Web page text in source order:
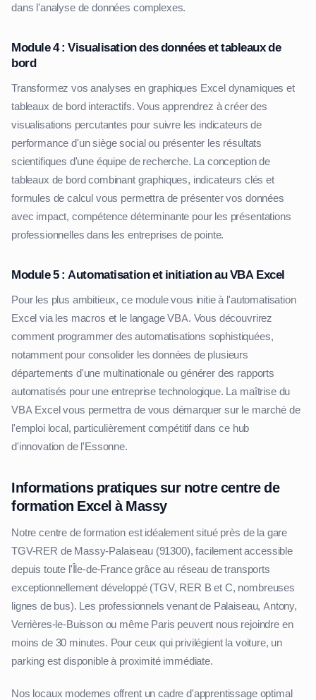
dans l'analyse de données complexes.
Module 4 : Visualisation des données et tableaux de
bord
Transformez vos analyses en graphiques Excel dynamiques et
tableaux de bord interactifs. Vous apprendrez à créer des
visualisations percutantes pour suivre les indicateurs de
performance d'un siège social ou présenter les résultats
scientifiques d'une équipe de recherche. La conception de
tableaux de bord combinant graphiques, indicateurs clés et
formules de calcul vous permettra de présenter vos données
avec impact, compétence déterminante pour les présentations
professionnelles dans les entreprises de pointe.
Module 5 : Automatisation et initiation au VBA Excel
Pour les plus ambitieux, ce module vous initie à l'automatisation
Excel via les macros et le langage VBA. Vous découvrirez
comment programmer des automatisations sophistiquées,
notamment pour consolider les données de plusieurs
départements d'une multinationale ou générer des rapports
automatisés pour une entreprise technologique. La maîtrise du
VBA Excel vous permettra de vous démarquer sur le marché de
l'emploi local, particulièrement compétitif dans ce hub
d'innovation de l'Essonne.
Informations pratiques sur notre centre de
formation Excel à Massy
Notre centre de formation est idéalement situé près de la gare
TGV-RER de Massy-Palaiseau (91300), facilement accessible
depuis toute l'Île-de-France grâce au réseau de transports
exceptionnellement développé (TGV, RER B et C, nombreuses
lignes de bus). Les professionnels venant de Palaiseau, Antony,
Verrières-le-Buisson ou même Paris peuvent nous rejoindre en
moins de 30 minutes. Pour ceux qui privilégient la voiture, un
parking est disponible à proximité immédiate.
Nos locaux modernes offrent un cadre d'apprentissage optimal